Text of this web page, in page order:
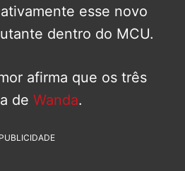
esse novo
dentro do MCU.
afirma que os três
de Wanda.
PUBLICIDADE